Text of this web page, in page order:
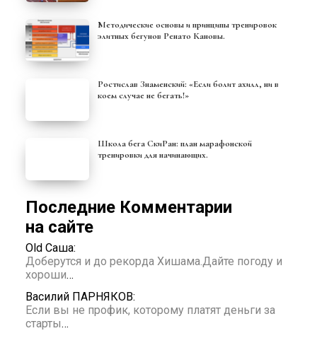
Методические основы и принципы тренировок
элитных бегунов Ренато Кановы.
Ростислав Знаменский: «Если болит ахилл, ни в
коем случае не бегать!»
Школа бега СкиРан: план марафонской
тренировки для начинающих.
Последние Комментарии
на сайте
Old Саша:
Доберутся и до рекорда Хишама.Дайте погоду и
хороши…
Василий ПАРНЯКОВ:
Если вы не профик, которому платят деньги за
старты…